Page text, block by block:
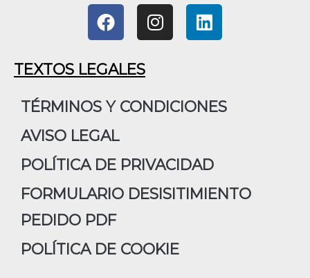
F
a
e
b
o
k
I
n
g
m
L
i
d
TEXTOS LEGALES
TÉRMINOS Y CONDICIONES
AVISO LEGAL
POLÍTICA DE PRIVACIDAD
FORMULARIO DESISITIMIENTO
PEDIDO PDF
POLÍTICA DE COOKIE